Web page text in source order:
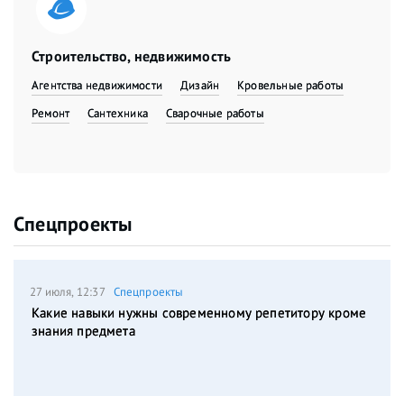
Строительство, недвижимость
Агентства недвижимости Дизайн
Кровельные работы
Ремонт
Сантехника Сварочные работы
Спецпроекты
27 июля, 12:37 Спецпроекты
Какие навыки нужны современному репетитору кроме
знания предмета